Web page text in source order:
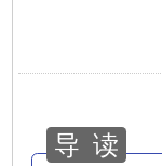
导 读